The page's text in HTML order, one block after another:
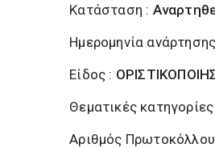
Κατάσταση :
Ημερομηνία
Είδος :
Θεματικές κατηγορίες
Αριθμός